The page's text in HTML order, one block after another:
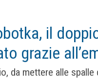
il
grazie
da mettere alle